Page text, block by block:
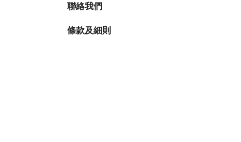
聯絡我們
條款及細則